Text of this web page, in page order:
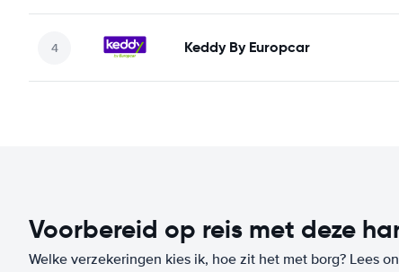
Keddy By Europcar
Voorbereid op reis met deze
Welke verzekeringen kies ik, hoe zit het met borg? Lees